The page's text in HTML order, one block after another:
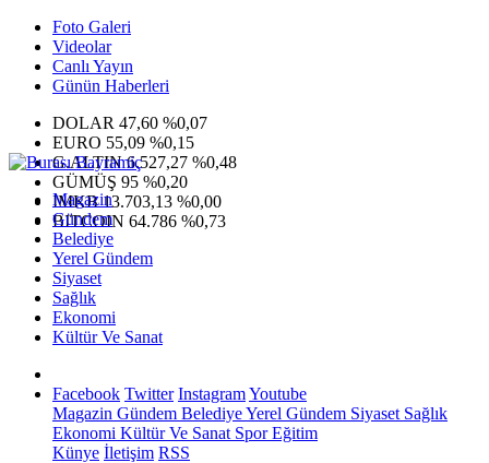
Foto Galeri
Videolar
Canlı Yayın
Günün Haberleri
DOLAR 47,60 %0,07
EURO 55,09 %0,15
G.ALTIN6.527,27 %0,48
GÜMÜŞ 95 %0,20
IMKB13.703,13 %0,00
BITCOIN 64.786 %0,73
Magazin
Gündem
Belediye
Yerel Gündem
Siyaset
Sağlık
Ekonomi
Kültür Ve Sanat
Facebook Twitter InstagramYoutube
Magazin Gündem BelediyeYerel Gündem Siyaset Sağlık
Ekonomi Kültür Ve Sanat SporEğitim
Künye İletişim RSS